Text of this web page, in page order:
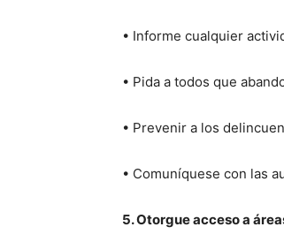
• Informe cualquier
• Pida a todos que
• Prevenir a los
• Comuníquese con las
5. Otorgue acceso a